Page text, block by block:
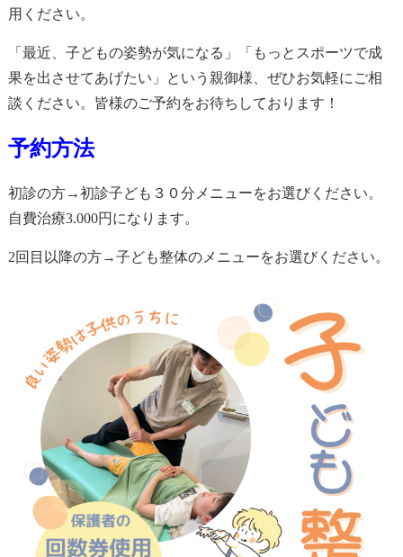
用ください。
「最近、子どもの姿勢が気になる」「もっとスポーツで成
果を出させてあげたい」という親御様、ぜひお気軽にご相
談ください。皆様のご予約をお待ちしております！
予約方法
初診の方→初診子ども３０分メニューをお選びください。
自費治療3.000円になります。
2回目以降の方→子ども整体のメニューをお選びください。